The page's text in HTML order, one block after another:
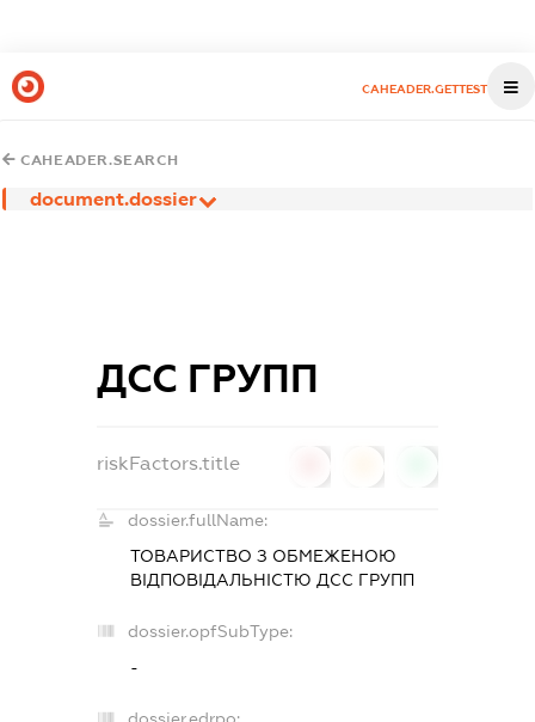
CAHEADER.GETTEST
CAHEADER.SEARCH
document.dossier
ДСС ГРУПП
riskFactors.title
dossier.fullName:
ТОВАРИСТВО З ОБМЕЖЕНОЮ
ВІДПОВІДАЛЬНІСТЮ ДСС ГРУПП
dossier.opfSubType:
-